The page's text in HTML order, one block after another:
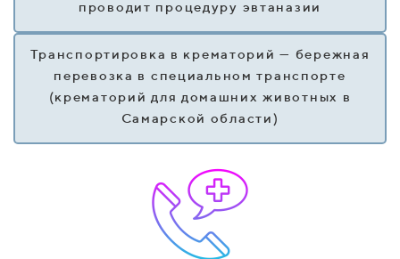
проводит процедуру эвтаназии
Транспортировка в крематорий — бережная
перевозка в специальном транспорте
(крематорий для домашних животных в
Самарской области)